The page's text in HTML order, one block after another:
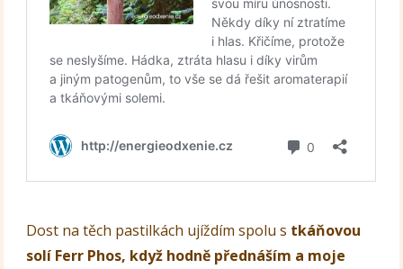
Dost na těch pastilkách ujíždím spolu s tkáňovou
solí Ferr Phos, když hodně přednáším a moje